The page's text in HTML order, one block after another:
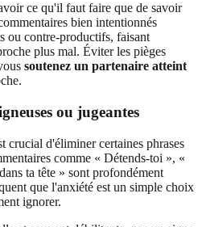
ce qu'il faut faire que de savoir
bien intentionnés
ou contre-productifs, faisant
plus mal. Éviter les pièges
soutenez un partenaire atteint
ou jugeantes
crucial d'éliminer certaines phrases
comme « Détends-toi », «
ta tête » sont profondément
que l'anxiété est un simple choix
ignorer.